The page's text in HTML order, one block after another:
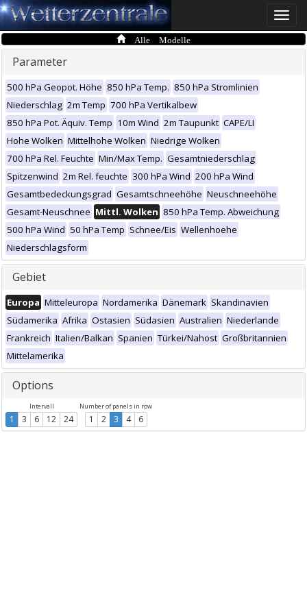
Toggle
Alle Modelle
Parameter
500 hPa Geopot. Höhe 850 hPa Temp. 850 hPa Stromlinien
Niederschlag 2m Temp 700 hPa Vertikalbew
850 hPa Pot. Äquiv. Temp 10m Wind 2m Taupunkt CAPE/LI
Hohe Wolken Mittelhohe Wolken Niedrige Wolken
700 hPa Rel. Feuchte Min/Max Temp. Gesamtniederschlag
Spitzenwind 2m Rel. feuchte 300 hPa Wind 200 hPa Wind
Gesamtbedeckungsgrad Gesamtschneehöhe Neuschneehöhe
Gesamt-Neuschnee Mittl. Wolken 850 hPa Temp. Abweichung
500 hPa Wind 50 hPa Temp Schnee/Eis Wellenhoehe
Niederschlagsform
Gebiet
Europa Mitteleuropa Nordamerika Dänemark Skandinavien
Südamerika Afrika Ostasien Südasien Australien Niederlande
Frankreich Italien/Balkan Spanien Türkei/Nahost Großbritannien
Mittelamerika
Options
Intervall
1 3 6 12 24
Number of panels in row
1 2 3 4 6